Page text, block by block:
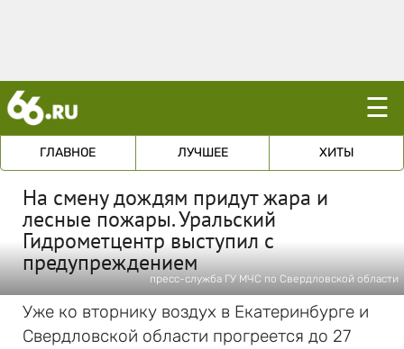
☰
ГЛАВНОЕ ЛУЧШЕЕ ХИТЫ
На смену дождям придут жара и
лесные пожары. Уральский
Гидрометцентр выступил с
предупреждением
пресс-служба ГУ МЧС по Свердловской области
Уже ко вторнику воздух в Екатеринбурге и
Свердловской области прогреется до 27